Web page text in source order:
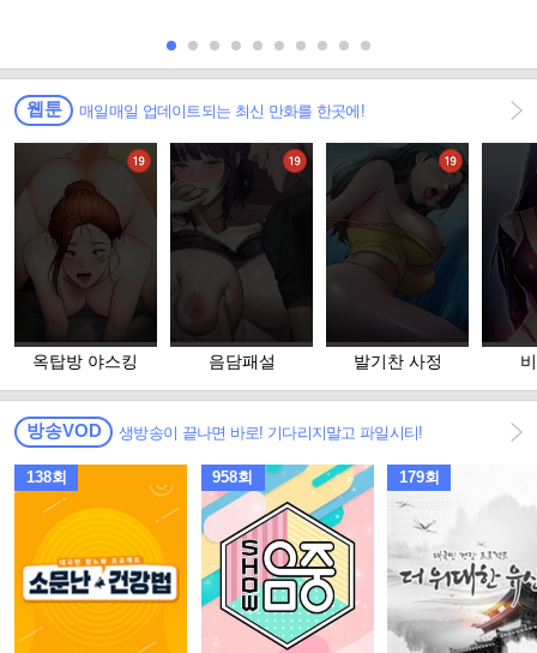
웹툰 매일매일 업데이트되는 최신 만화를 한곳에!
옥탑방 야스킹 음담패설 발기찬 사정
방송VOD 생방송이 끝나면 바로! 기다리지말고 파일시티!
138회 958회 179회